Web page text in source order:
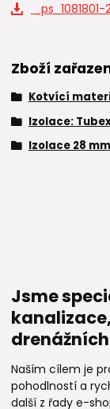
Zboží
Kotvící
Izolace:
Izolace 28 mm
Jsme
Naším cílem je
pohodlností a
další z řady e-